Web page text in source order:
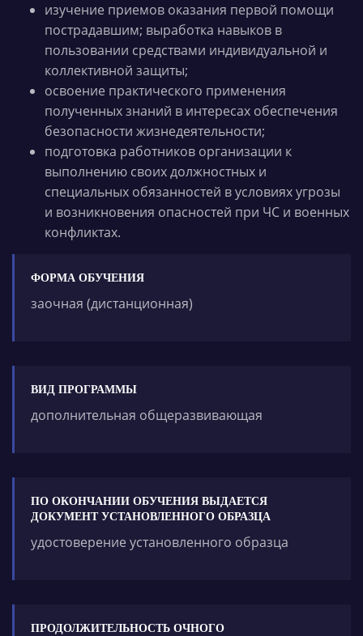
изучение приемов оказания первой помощи
пострадавшим; выработка навыков в
пользовании средствами индивидуальной и
коллективной защиты;
освоение практического применения
полученных знаний в интересах обеспечения
безопасности жизнедеятельности;
подготовка работников организации к
выполнению своих должностных и
специальных обязанностей в условиях угрозы
и возникновения опасностей при ЧС и военных
конфликтах.
ФОРМА ОБУЧЕНИЯ
заочная (дистанционная)
ВИД ПРОГРАММЫ
дополнительная общеразвивающая
ПО ОКОНЧАНИИ ОБУЧЕНИЯ ВЫДАЕТСЯ
ДОКУМЕНТ УСТАНОВЛЕННОГО ОБРАЗЦА
удостоверение установленного образца
ПРОДОЛЖИТЕЛЬНОСТЬ ОЧНОГО